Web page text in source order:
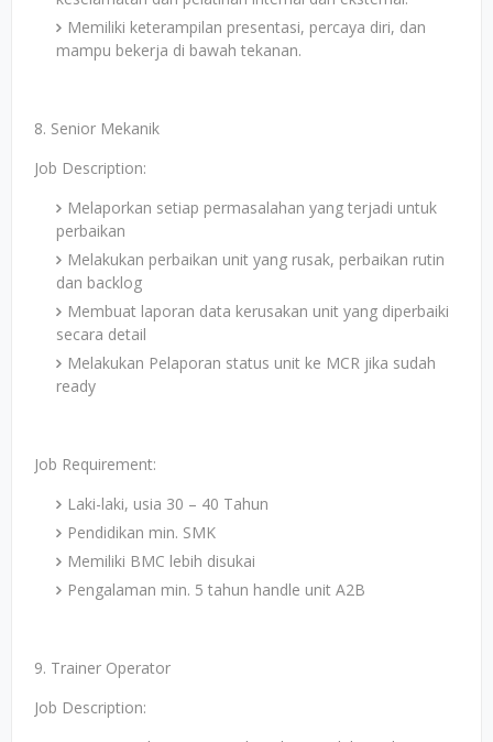
Memiliki keterampilan presentasi, percaya diri, dan
mampu bekerja di bawah tekanan.
8. Senior Mekanik
Job Description:
Melaporkan setiap permasalahan yang terjadi untuk
perbaikan
Melakukan perbaikan unit yang rusak, perbaikan rutin
dan backlog
Membuat laporan data kerusakan unit yang diperbaiki
secara detail
Melakukan Pelaporan status unit ke MCR jika sudah
ready
Job Requirement:
Laki-laki, usia 30 – 40 Tahun
Pendidikan min. SMK
Memiliki BMC lebih disukai
Pengalaman min. 5 tahun handle unit A2B
9. Trainer Operator
Job Description: